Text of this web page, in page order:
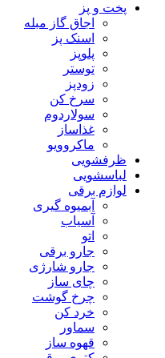
پخت و پز
اجاق گاز مبله
اسنک پز
پلوپز
توستر
زودپز
سرخ کن
سولاردوم
غذاساز
ماکروویو
ظرفشویی
لباسشویی
لوازم برقی
آبمیوه گیری
آسیاب
اتو
جارو برقی
جارو شارژی
چای ساز
چرخ گوشت
خرد کن
سماور
قهوه ساز